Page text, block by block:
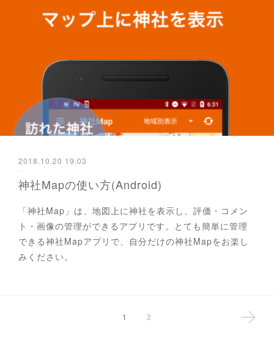
2018.10.20 19:03
神社Mapの使い方(Android)
「神社Map」は、地図上に神社を表示し、評価・コメン
ト・画像の管理ができるアプリです。とても簡単に管理
できる神社Mapアプリで、自分だけの神社Mapをお楽し
みください。
1 2